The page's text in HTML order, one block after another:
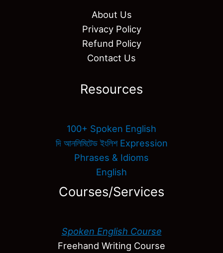
About Us
Privacy Policy
Refund Policy
Contact Us
Resources
100+ Spoken English
দি আনলিমিটেড ইংলিশ Expression
Phrases & Idioms
English
Courses/Services
Spoken English Course
Freehand Writing Course